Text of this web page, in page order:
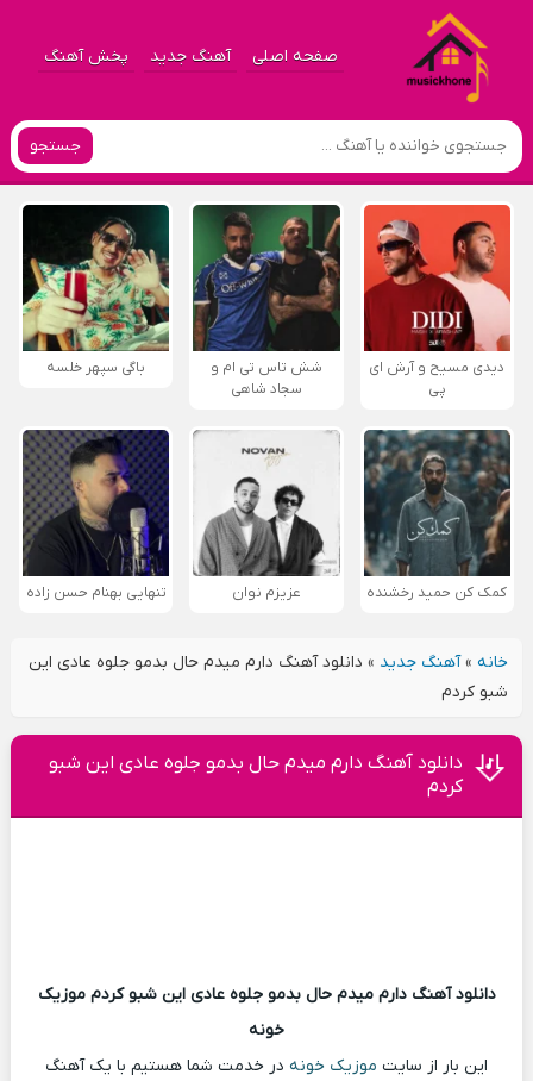
صفحه اصلی آهنگ جدید پخش آهنگ
جستجو
دیدی مسیح و آرش ای
پی
شش تاس تی ام و
سجاد شاهی
باگی سپهر خلسه
کمک کن حمید رخشنده عزیزم نوان تنهایی بهنام حسن زاده
خانه»آهنگ جدید » دانلود آهنگ دارم میدم حال بدمو جلوه عادی این
شبو کردم
دانلود آهنگ دارم میدم حال بدمو جلوه عادی این شبو
کردم
دانلود آهنگ دارم میدم حال بدمو جلوه عادی این شبو کردم موزیک
خونه
این بار از سایت موزیک خونه در خدمت شما هستیم با یک آهنگ